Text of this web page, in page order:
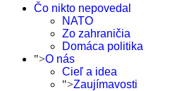
Čo nikto nepovedal
NATO
Zo zahraničia
Domáca politika
">O nás
Cieľ a idea
">Zaujímavosti